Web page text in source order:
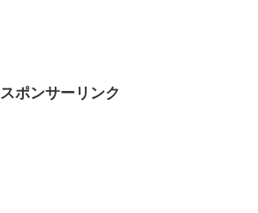
スポンサーリンク